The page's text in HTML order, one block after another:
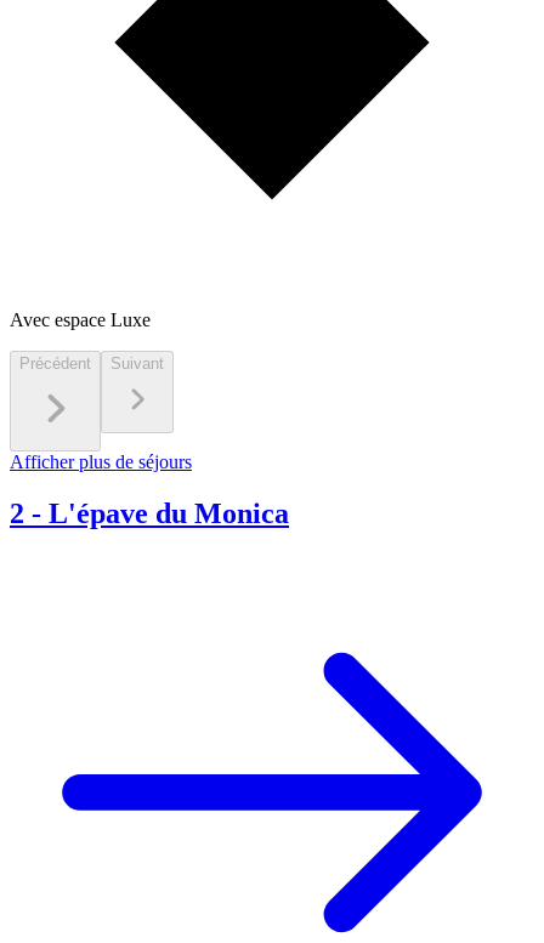
Avec espace Luxe
Précédent Suivant
Afficher plus de séjours
2 - L'épave du Monica